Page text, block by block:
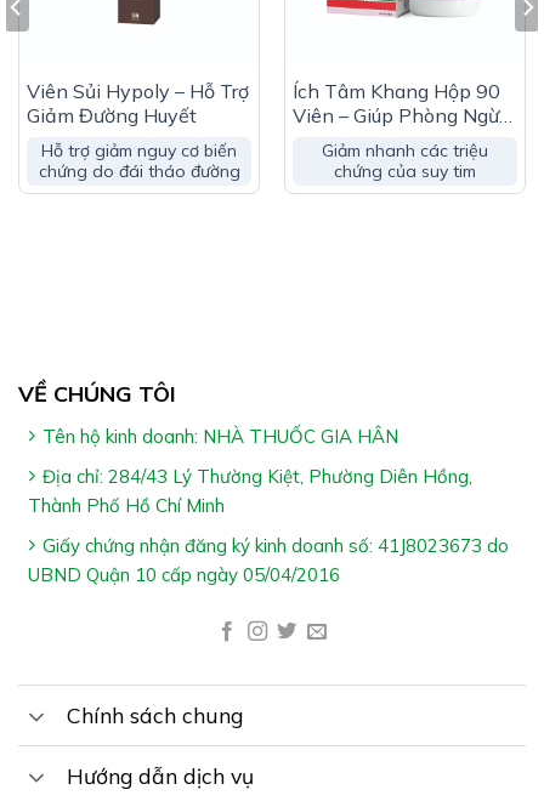
Công Dụng Ích Tâm Khang Platinum:
ngực do thiểu năng mạch vành
Viên Sủi Hypoly – Hỗ Trợ
Giảm Đường Huyết
Hỗ trợ giảm nguy cơ biến
chứng do đái tháo đường
Ích Tâm Khang Hộp 90
Viên – Giúp Phòng Ngừa
Suy Tim
Giảm nhanh các triệu
chứng của suy tim
VỀ CHÚNG TÔI
Tên hộ kinh doanh: NHÀ THUỐC GIA HÂN
Địa chỉ: 284/43 Lý Thường Kiệt, Phường Diên Hồng,
Thành Phố Hồ Chí Minh
Giấy chứng nhận đăng ký kinh doanh số: 41J8023673 do
UBND Quận 10 cấp ngày 05/04/2016
Chính sách chung
Hướng dẫn dịch vụ